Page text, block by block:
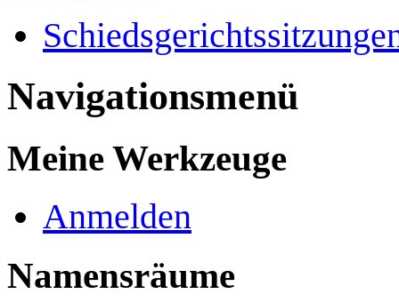
Navigationsmenü
Meine Werkzeuge
Anmelden
Namensräume